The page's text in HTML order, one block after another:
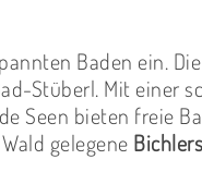
Baden ein.
Stüberl. Mit einer
Seen bieten freie
gelegene